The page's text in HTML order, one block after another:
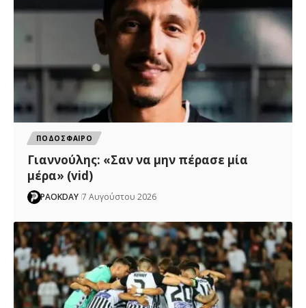
ΠΟΔΟΣΦΑΙΡΟ
Γιαννούλης: «Σαν να μην πέρασε μία
μέρα» (vid)
PAOKDAY 7 Αυγούστου 2026